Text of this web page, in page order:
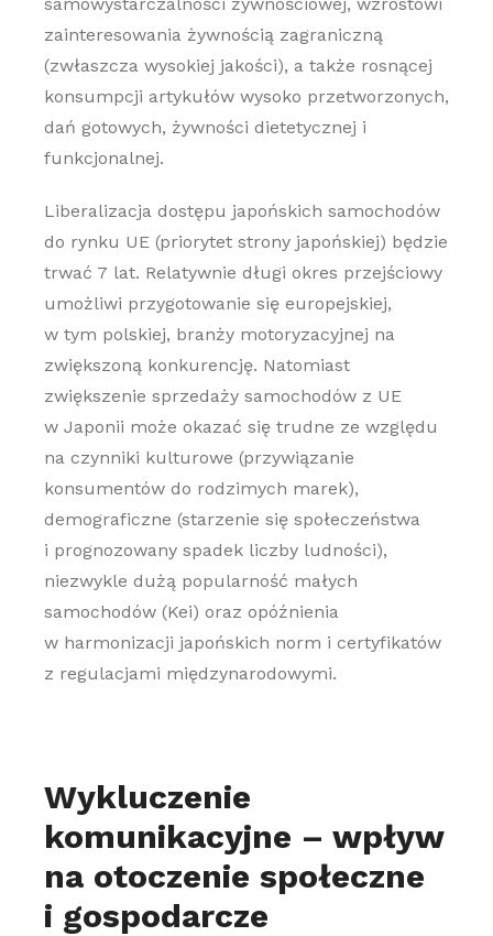
zainteresowania żywnością zagraniczną
(zwłaszcza wysokiej jakości), a także rosnącej
konsumpcji artykułów wysoko przetworzonych,
dań gotowych, żywności dietetycznej i
funkcjonalnej.
Liberalizacja dostępu japońskich samochodów
do rynku UE (priorytet strony japońskiej) będzie
trwać 7 lat. Relatywnie długi okres przejściowy
umożliwi przygotowanie się europejskiej,
w tym polskiej, branży motoryzacyjnej na
zwiększoną konkurencję. Natomiast
zwiększenie sprzedaży samochodów z UE
w Japonii może okazać się trudne ze względu
na czynniki kulturowe (przywiązanie
konsumentów do rodzimych marek),
demograficzne (starzenie się społeczeństwa
i prognozowany spadek liczby ludności),
niezwykle dużą popularność małych
samochodów (Kei) oraz opóźnienia
w harmonizacji japońskich norm i certyfikatów
z regulacjami międzynarodowymi.
Wykluczenie
komunikacyjne – wpływ
na otoczenie społeczne
i gospodarcze